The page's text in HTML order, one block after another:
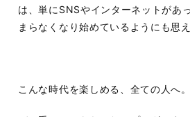
は、単にSNSやインターネットがあ
まらなくなり始めているようにも思
こんな時代を楽しめる、全ての人へ。